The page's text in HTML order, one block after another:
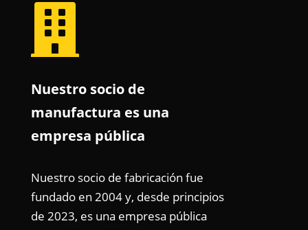

Nuestro socio de
manufactura es una
empresa pública
Nuestro socio de fabricación fue
fundado en 2004 y, desde principios
de 2023, es una empresa pública